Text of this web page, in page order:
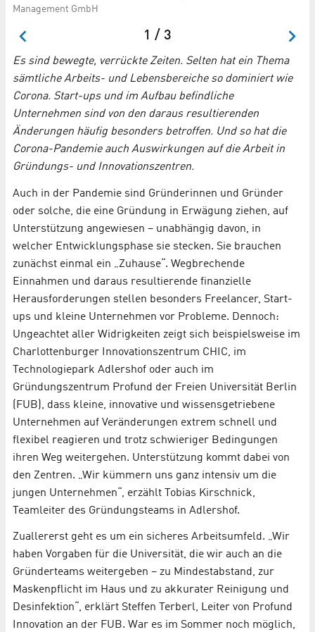
Management GmbH
1 / 3
Es sind bewegte, verrückte Zeiten. Selten hat ein Thema
sämtliche Arbeits- und Lebensbereiche so dominiert wie
Corona. Start-ups und im Aufbau befindliche
Unternehmen sind von den daraus resultierenden
Änderungen häufig besonders betroffen. Und so hat die
Corona-Pandemie auch Auswirkungen auf die Arbeit in
Gründungs- und Innovationszentren.
Auch in der Pandemie sind Gründerinnen und Gründer
oder solche, die eine Gründung in Erwägung ziehen, auf
Unterstützung angewiesen – unabhängig davon, in
welcher Entwicklungsphase sie stecken. Sie brauchen
zunächst einmal ein „Zuhause“. Wegbrechende
Einnahmen und daraus resultierende finanzielle
Herausforderungen stellen besonders Freelancer, Start-
ups und kleine Unternehmen vor Probleme. Dennoch:
Ungeachtet aller Widrigkeiten zeigt sich beispielsweise im
Charlottenburger Innovationszentrum CHIC, im
Technologiepark Adlershof oder auch im
Gründungszentrum Profund der Freien Universität Berlin
(FUB), dass kleine, innovative und wissensgetriebene
Unternehmen auf Veränderungen extrem schnell und
flexibel reagieren und trotz schwieriger Bedingungen
ihren Weg weitergehen. Unterstützung kommt dabei von
den Zentren. „Wir kümmern uns ganz intensiv um die
jungen Unternehmen“, erzählt Tobias Kirschnick,
Teamleiter des Gründungsteams in Adlershof.
Zuallererst geht es um ein sicheres Arbeitsumfeld. „Wir
haben Vorgaben für die Universität, die wir auch an die
Gründerteams weitergeben – zu Mindestabstand, zur
Maskenpflicht im Haus und zu akkurater Reinigung und
Desinfektion“, erklärt Steffen Terberl, Leiter von Profund
Innovation an der FUB. War es im Sommer noch möglich,